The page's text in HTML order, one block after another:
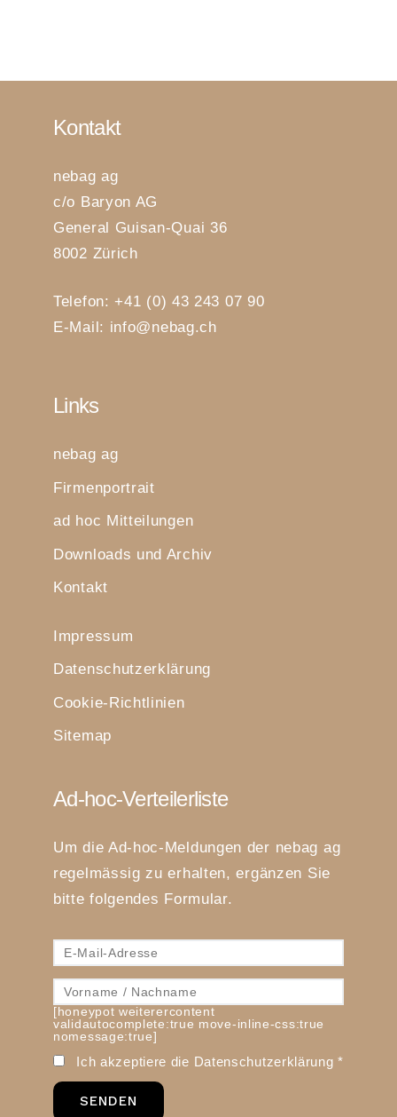
Kontakt
nebag ag
c/o Baryon AG
General Guisan-Quai 36
8002 Zürich
Telefon: +41 (0) 43 243 07 90
E-Mail: info@nebag.ch
Links
nebag ag
Firmenportrait
ad hoc Mitteilungen
Downloads und Archiv
Kontakt
Impressum
Datenschutzerklärung
Cookie-Richtlinien
Sitemap
Ad-hoc-Verteilerliste
Um die Ad-hoc-Meldungen der nebag ag
regelmässig zu erhalten, ergänzen Sie
bitte folgendes Formular.
[honeypot weiterercontent
validautocomplete:true move-inline-css:true
nomessage:true]
Ich akzeptiere die Datenschutzerklärung *